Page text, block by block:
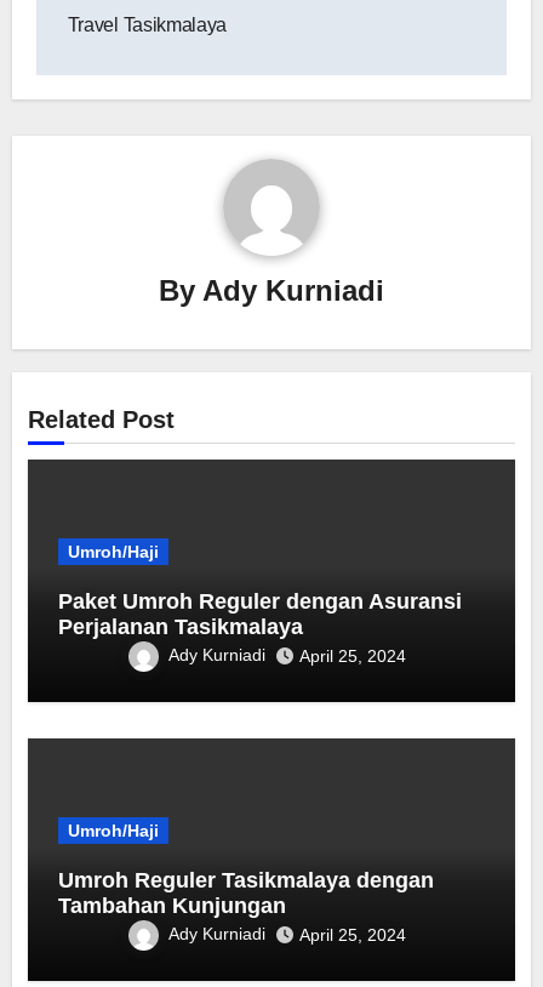
Travel Tasikmalaya
By Ady Kurniadi
Related Post
Umroh/Haji
Paket Umroh Reguler dengan Asuransi
Perjalanan Tasikmalaya
Ady Kurniadi April 25, 2024
Umroh/Haji
Umroh Reguler Tasikmalaya dengan
Tambahan Kunjungan
Ady Kurniadi April 25, 2024